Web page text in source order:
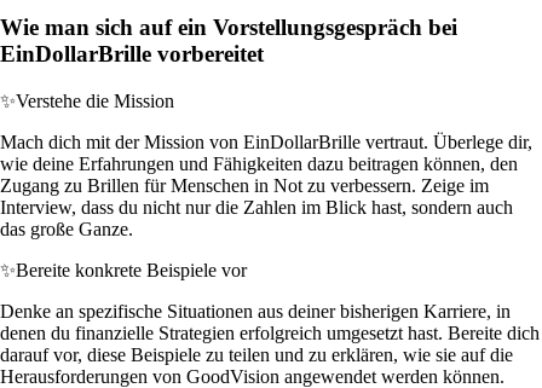
Wie man sich auf ein Vorstellungsgespräch bei
EinDollarBrille vorbereitet
✨Verstehe die Mission
Mach dich mit der Mission von EinDollarBrille vertraut. Überlege dir,
wie deine Erfahrungen und Fähigkeiten dazu beitragen können, den
Zugang zu Brillen für Menschen in Not zu verbessern. Zeige im
Interview, dass du nicht nur die Zahlen im Blick hast, sondern auch
das große Ganze.
✨Bereite konkrete Beispiele vor
Denke an spezifische Situationen aus deiner bisherigen Karriere, in
denen du finanzielle Strategien erfolgreich umgesetzt hast. Bereite dich
darauf vor, diese Beispiele zu teilen und zu erklären, wie sie auf die
Herausforderungen von GoodVision angewendet werden können.